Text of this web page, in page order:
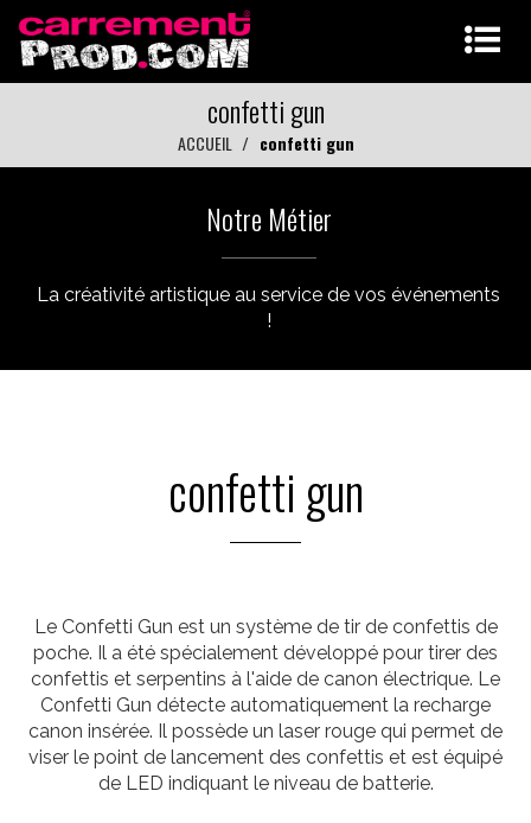
confetti gun
ACCUEIL confetti gun
Notre Métier
La créativité artistique au service de vos événements
!
confetti gun
Le Confetti Gun est un système de tir de confettis de
poche. Il a été spécialement développé pour tirer des
confettis et serpentins à l'aide de canon électrique. Le
Confetti Gun détecte automatiquement la recharge
canon insérée. Il possède un laser rouge qui permet de
viser le point de lancement des confettis et est équipé
de LED indiquant le niveau de batterie.